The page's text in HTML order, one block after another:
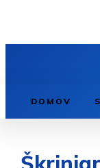
DOMOV